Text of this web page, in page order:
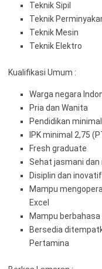
Teknik Sipil
Teknik
Teknik Mesin
Teknik Elektro
Kualifikasi Umum :
Warga negara
Pria dan Wanita
Pendidikan
IPK minimal 2,75
Fresh graduate
Sehat jasmani dan
Disiplin dan inovatif
Mampu
Excel
Mampu
Bersedia
Pertamina